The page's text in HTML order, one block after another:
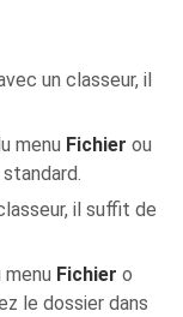
un classeur, il
menu Fichier ou
il suffit de
menu Fichier o
le dossier dans